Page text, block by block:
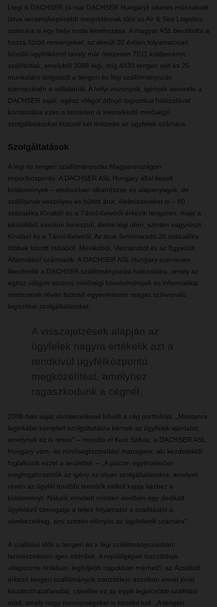
Liegl & DACHSER (a mai DACHSER Hungary) sikeres működését
látva versenyképesebb megoldásnak tűnt az Air & Sea Logistics
számára is egy helyi iroda létrehozása. A magyar ASL beváltotta a
hozzá fűzött reményeket: az elmúlt 20 évben folyamatosan
bővülő ügyfélkörrel tavaly már összesen 7511 küldeményt
szállítottak, amelyből 3088 légi, míg 4433 tengeri volt és 25
munkatárs dolgozott a tengeri és légi szállítmányozás
szervezésén a vállalatnál. A helyi viszonyok, igények ismerete a
DACHSER saját, egész világot átfogó logisztikai hálózatával
kombinálva ezen a területen is kiemelkedő minőségű
szolgáltatásokat biztosít két évtizede az ügyfelek számára.
Szolgáltatások
A légi és tengeri szállítmányozás Magyarországon
importközpontú. A DACHSER ASL Hungary által kezelt
küldemények – elsősorban alkatrészek és alapanyagok, de
szállítanak veszélyes és hűtött árut, élelmiszereket is – 80
százaléka Kínából és a Távol-Keletről érkezik tengeren, majd a
kikötőkből vasúton keresztül, illetve légi úton, szintén nagyrészt
Kínából és a Távol-Keletről. Az áruk fennmaradó 20 százaléka
többek között Indiából, Mexikóból, Vietnámból és az Egyesült
Államokból származik. A DACHSER ASL Hungary szervesen
illeszkedik a DACHSER szállítmányozási hálózatába, amely az
egész világon azonos minőségi követelmények és informatikai
rendszerek révén biztosít egyenletesen magas színvonalú
logisztikai szolgáltatásokat.
A visszajelzések alapján az
ügyfelek nagyra értékelik azt a
rendkívül ügyfélközpontú
megközelítést, amelyhez
ragaszkodunk a cégnél.
2008-ban saját vámkezeléssel bővült a cég portfóliója. „Mostanra
leginkább komplett szolgáltatásra kérnek az ügyfelek ajánlatot,
amelynek ez is része” – mondta el Kuni Szilvia, a DACHSER ASL
Hungary vám- és minőségbiztosítási managere, aki kezdetektől
foglalkozik ezzel a területtel. – „A piacon egyértelműen
megfogalmazódik az igény az olyan szolgáltatásokra, amelyek
révén az ügyfél további teendők nélkül kapja kézhez a
küldeményt. Nálunk emellett minden esetben egy dedikált
ügyintéző támogatja a teljes folyamatot a szállítástól a
vámkezelésig, ami szintén előnyös az ügyfeleink számára”.
A szállítási idők a tengeri és a légi szállítmányozásban
természetesen igen eltérőek. A repülőgépek tranzitideje
világszerte órákban, legfeljebb napokban mérhető, az Ázsiából
érkező tengeri szállítmányok tranzitideje azonban ennél jóval
kiszámíthatatlanabb, cserébe ez az egyik legolcsóbb szállítási
mód, amely nagy mennyiségeket is kezelni tud. „A tengeri